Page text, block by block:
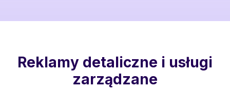
Reklamy detaliczne i usługi
zarządzane